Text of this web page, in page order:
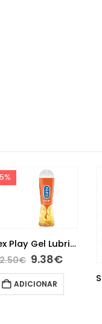
Durex Play Gel Lubrificante Efeito Calor 50ml
€ 9.38€
ADICIONAR